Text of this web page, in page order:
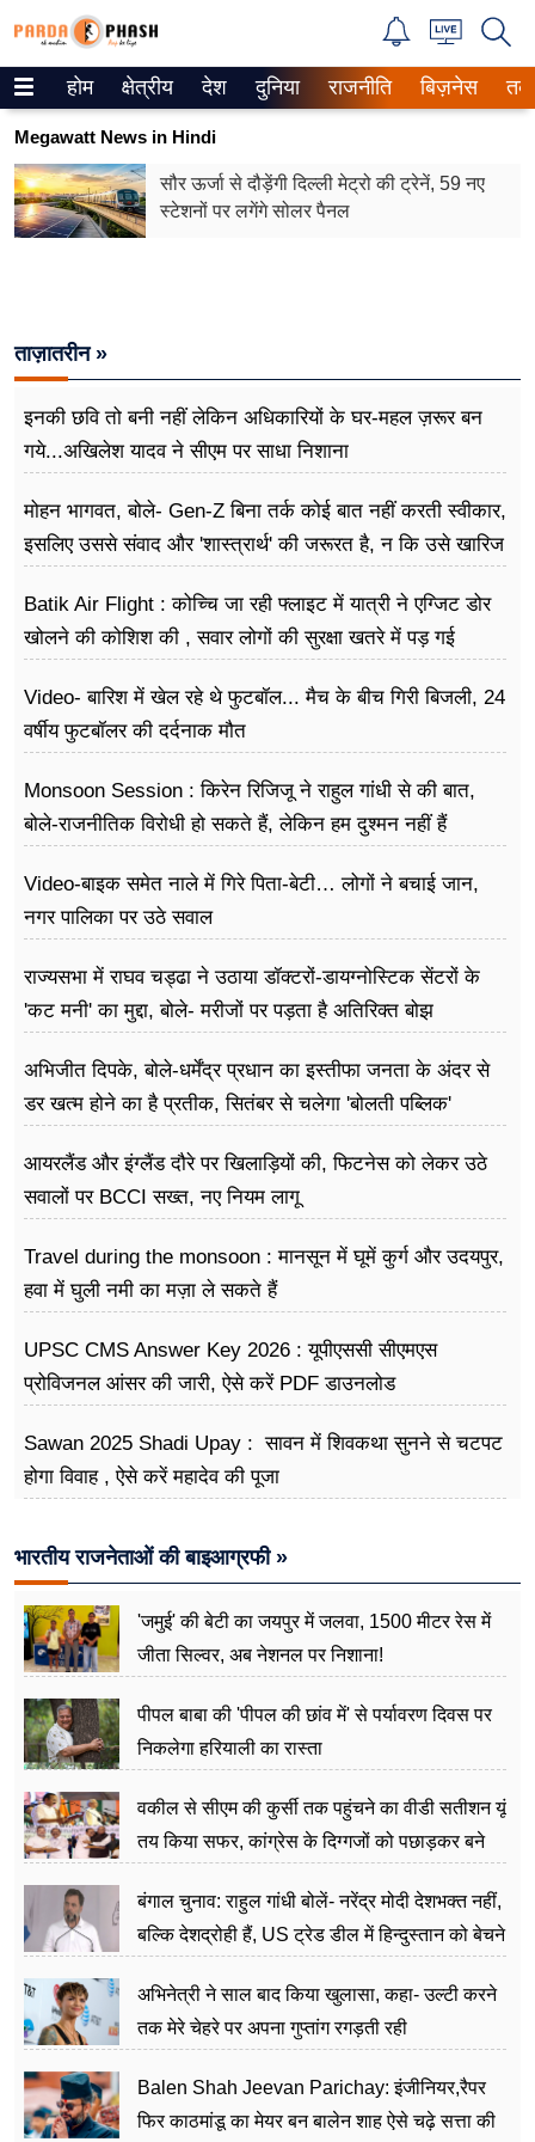
Trending on Google News
ePaper
वेब स्टोरीज
वीडियो
रिलेशनशिप
फूड
सेहत
ब्‍यूटी
जॉब्स
अन्य खबरें
होम क्षेत्रीय देश दुनिया राजनीति बिज़नेस
Megawatt News in Hindi
सौर ऊर्जा से दौड़ेंगी दिल्ली मेट्रो की ट्रेनें, 59 नए
स्टेशनों पर लगेंगे सोलर पैनल
ताज़ातरीन »
इनकी छवि तो बनी नहीं लेकिन अधिकारियों के घर-महल ज़रूर बन
गये...अखिलेश यादव ने सीएम पर साधा​ निशाना
मोहन भागवत, बोले- Gen-Z बिना तर्क कोई बात नहीं करती स्वीकार,
इसलिए उससे संवाद और 'शास्त्रार्थ' की जरूरत है, न कि उसे खारिज
Batik Air Flight : कोच्चि जा रही फ्लाइट में यात्री ने एग्जिट डोर
खोलने की कोशिश की , सवार लोगों की सुरक्षा खतरे में पड़ गई
Video- बारिश में खेल रहे थे फुटबॉल... मैच के बीच गिरी बिजली, 24
वर्षीय फुटबॉलर की दर्दनाक मौत
Monsoon Session : किरेन रिजिजू ने राहुल गांधी से की बात,
बोले-राजनीतिक विरोधी हो सकते हैं, लेकिन हम दुश्मन नहीं हैं
Video-बाइक समेत नाले में गिरे पिता-बेटी… लोगों ने बचाई जान,
नगर पालिका पर उठे सवाल
राज्यसभा में राघव चड्ढा ने उठाया डॉक्टरों-डायग्नोस्टिक सेंटरों के
'कट मनी' का मुद्दा, बोले- मरीजों पर पड़ता है अ​तिरिक्त बोझ
अभिजीत दिपके, बोले-धर्मेंद्र प्रधान का इस्तीफा जनता के अंदर से
डर खत्म होने का है प्रतीक, सितंबर से चलेगा 'बोलती पब्लिक'
आयरलैंड और इंग्लैंड दौरे पर खिलाड़ियों की, फिटनेस को लेकर उठे
सवालों पर BCCI सख्त, नए नियम लागू
Travel during the monsoon : मानसून में घूमें कुर्ग और उदयपुर,
हवा में घुली नमी का मज़ा ले सकते हैं
UPSC CMS Answer Key 2026 : यूपीएससी सीएमएस
प्रोविजनल आंसर की जारी, ऐसे करें PDF डाउनलोड
Sawan 2025 Shadi Upay : सावन में शिवकथा सुनने से चटपट
होगा विवाह , ऐसे करें महादेव की पूजा
भारतीय राजनेताओं की बाइआग्रफी »
'जमुई' की बेटी का जयपुर में जलवा, 1500 मीटर रेस में
जीता सिल्वर, अब नेशनल पर निशाना!
पीपल बाबा की 'पीपल की छांव में' से पर्यावरण दिवस पर
निकलेगा हरियाली का रास्ता
वकील से सीएम की कुर्सी तक पहुंचने का वीडी सतीशन यूं
तय किया सफर, कांग्रेस के दिग्गजों को पछाड़कर बने
बंगाल चुनाव: राहुल गांधी बोलें- नरेंद्र मोदी देशभक्त नहीं,
बल्कि देशद्रोही हैं, US ट्रेड डील में हिन्दुस्तान को बेचने
अभिनेत्री ने साल बाद किया खुलासा, कहा- उल्टी करने
तक मेरे चेहरे पर अपना गुप्तांग रगड़ती रही
Balen Shah Jeevan Parichay: इंजीनियर,रैपर
फिर काठमांडू का मेयर बन बालेन शाह ऐसे चढ़े सत्ता की